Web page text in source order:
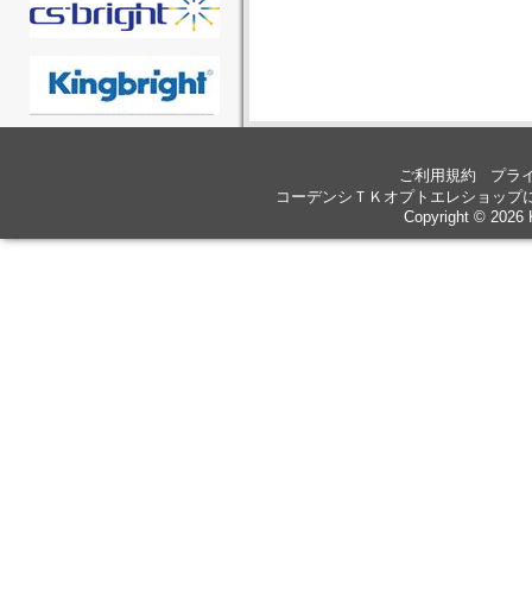
ご利用規約
プラ
コーデンシＴＫオプトエレショップ
Copyright © 2026